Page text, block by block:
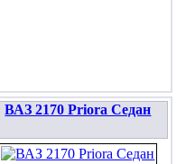
ВАЗ 2170 Priora Седан